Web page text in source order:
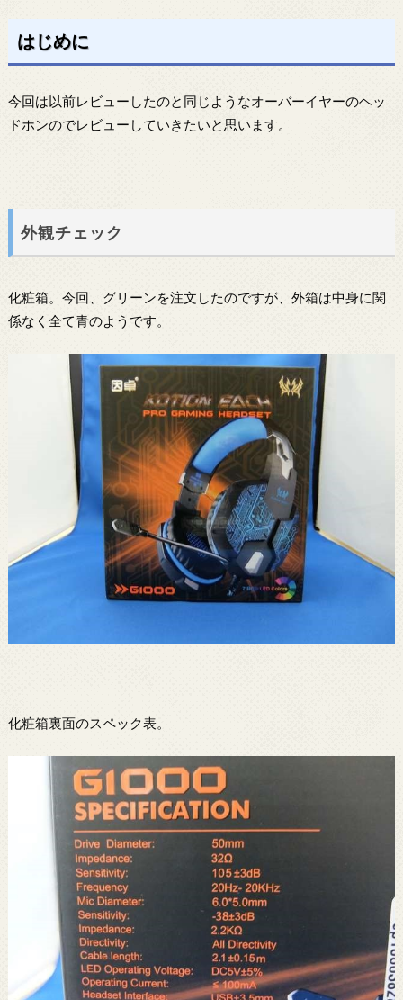
はじめに
今回は以前レビューしたのと同じようなオーバーイヤーのヘッ
ドホンのでレビューしていきたいと思います。
外観チェック
化粧箱。今回、グリーンを注文したのですが、外箱は中身に関
係なく全て青のようです。
化粧箱裏面のスペック表。